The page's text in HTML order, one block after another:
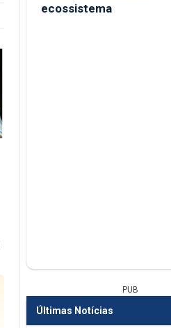
ecossistema
PUB
Últimas Notícias